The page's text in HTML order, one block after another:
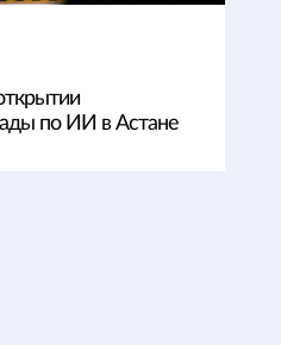
по ИИ в Астане